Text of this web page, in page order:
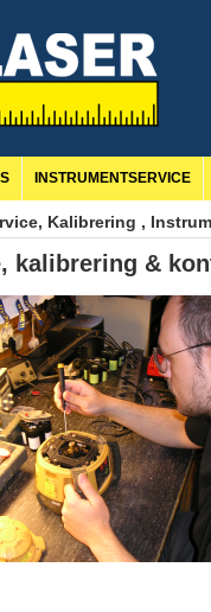
INSTRUMENTSERVICE
Kalibrering ,
kalibrering &